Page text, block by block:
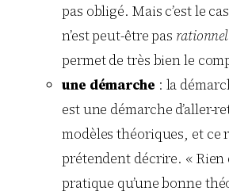
pas obligé. Mais c’est le
n’est peut-être pas rationnel
permet de très bien le
une démarche : la
est une démarche d’aller-
modèles théoriques, et ce
prétendent décrire. « Rien
pratique qu’une bonne